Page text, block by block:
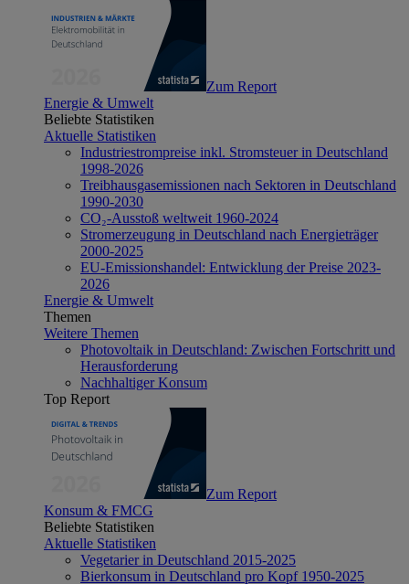
Zum Report
Energie & Umwelt
Beliebte Statistiken
Aktuelle Statistiken
Industriestrompreise inkl. Stromsteuer in Deutschland
1998-2026
Treibhausgasemissionen nach Sektoren in Deutschland
1990-2030
CO₂-Ausstoß weltweit 1960-2024
Stromerzeugung in Deutschland nach Energieträger
2000-2025
EU-Emissionshandel: Entwicklung der Preise 2023-
2026
Energie & Umwelt
Themen
Weitere Themen
Photovoltaik in Deutschland: Zwischen Fortschritt und
Herausforderung
Nachhaltiger Konsum
Top Report
Zum Report
Konsum & FMCG
Beliebte Statistiken
Aktuelle Statistiken
Vegetarier in Deutschland 2015-2025
Bierkonsum in Deutschland pro Kopf 1950-2025